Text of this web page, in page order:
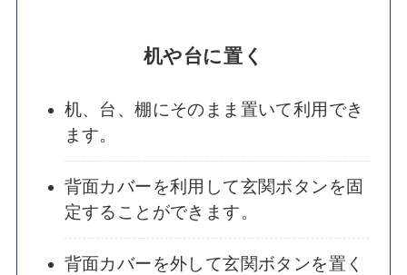
机や台に置く
机、台、棚にそのまま置いて利用でき
ます。
背面カバーを利用して玄関ボタンを固
定することができます。
背面カバーを外して玄関ボタンを置く